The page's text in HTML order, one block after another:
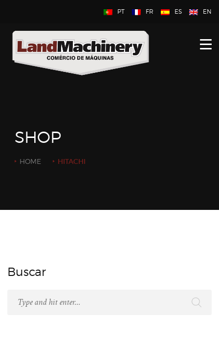
PT FR ES EN
HOME
SOBRE NOSOTROS
SHOP
HOME HITACHI
Buscar